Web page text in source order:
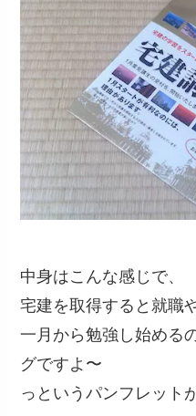
中身はこんな感じで、
宅建を取得すると就職
一月から勉強し始める
グですよ〜
っというパンフレット